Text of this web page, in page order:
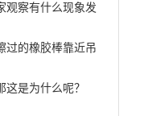
观察有什么现象发
过的橡胶棒靠近吊
是为什么呢？